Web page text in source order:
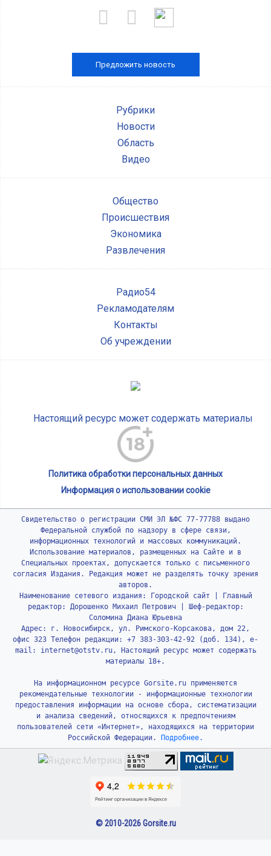
Предложить новость
Рубрики
Новости
Область
Видео
Общество
Происшествия
Экономика
Развлечения
Радио54
Рекламодателям
Контакты
Об учреждении
Настоящий ресурс может содержать материалы
Политика обработки персональных данных
Информация о использовании cookie
Свидетельство о регистрации СМИ ЭЛ №ФС 77-77788 выдано
Федеральной службой по надзору в сфере связи,
информационных технологий и массовых коммуникаций.
Использование материалов, размещенных на Сайте и в
Специальных проектах, допускается только с письменного
согласия Издания. Редакция может не разделять точку зрения
авторов.
Наименование сетевого издания: Городской сайт | Главный
редактор: Дорошенко Михаил Петрович | Шеф-редактор:
Соломина Диана Юрьевна
Адрес: г. Новосибирск, ул. Римского-Корсакова, дом 22,
офис 323 Телефон редакции: +7 383-303-42-92 (доб. 134), e-
mail: internet@otstv.ru, Настоящий ресурс может содержать
материалы 18+.
На информационном ресурсе Gorsite.ru применяются
рекомендательные технологии - информационные технологии
предоставления информации на основе сбора, систематизации
и анализа сведений, относящихся к предпочтениям
пользователей сети «Интернет», находящихся на территории
Российской Федерации.
Подробнее.
© 2010-2026 Gorsite.ru